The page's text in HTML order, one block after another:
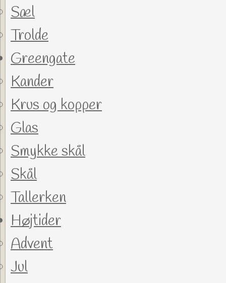
Sæl
Trolde
Greengate
Kander
Krus og kopper
Glas
Smykke skål
Skål
Tallerken
Højtider
Advent
Jul